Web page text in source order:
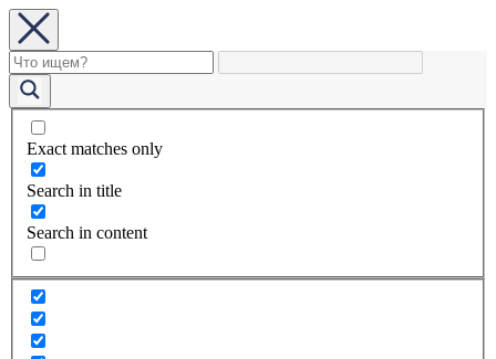
Exact matches only
Search in title
Search in content